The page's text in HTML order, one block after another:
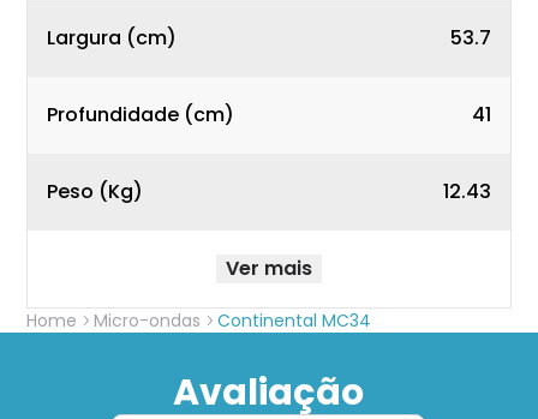
Largura (cm) 53.7
Profundidade (cm) 41
Peso (Kg) 12.43
Ver mais
Home Micro-ondas Continental MC34
Avaliação